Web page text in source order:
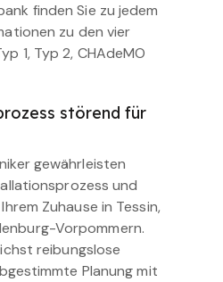
finden Sie zu jedem
zu den vier
1, Typ 2, CHAdeMO
störend für
gewährleisten
und
Zuhause in Tessin,
Vorpommern.
reibungslose
Planung mit